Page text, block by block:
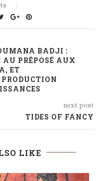
BADJI :
PRÉPOSÉ AUX
ET
next post
TIDES OF FANCY
LIKE